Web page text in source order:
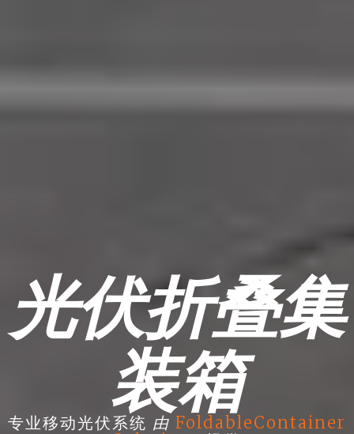
光伏折叠集
装箱
专业移动光伏系统 由 FoldableContainer